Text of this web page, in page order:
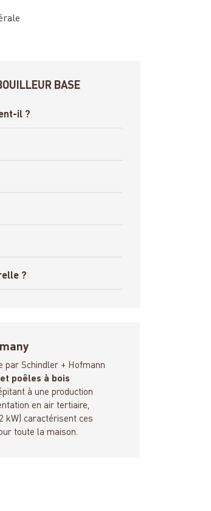
BASE
il ?
?
par Schindler + Hofmann
poêles à bois
à une production
en air tertiaire,
kW) caractérisent ces
toute la maison.